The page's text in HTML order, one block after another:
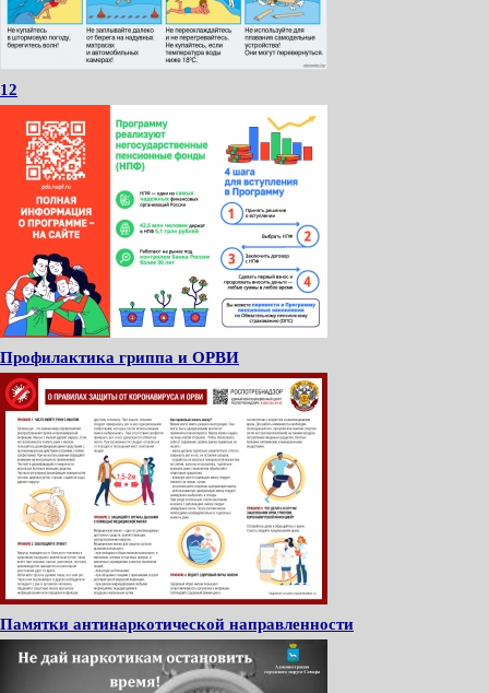
12
Профилактика гриппа и ОРВИ
Памятки антинаркотической направленности